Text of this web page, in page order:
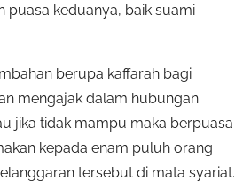
puasa keduanya, baik suami
berupa kaffarah bagi
mengajak dalam hubungan
jika tidak mampu maka berpuasa
kepada enam puluh orang
tersebut di mata syariat.